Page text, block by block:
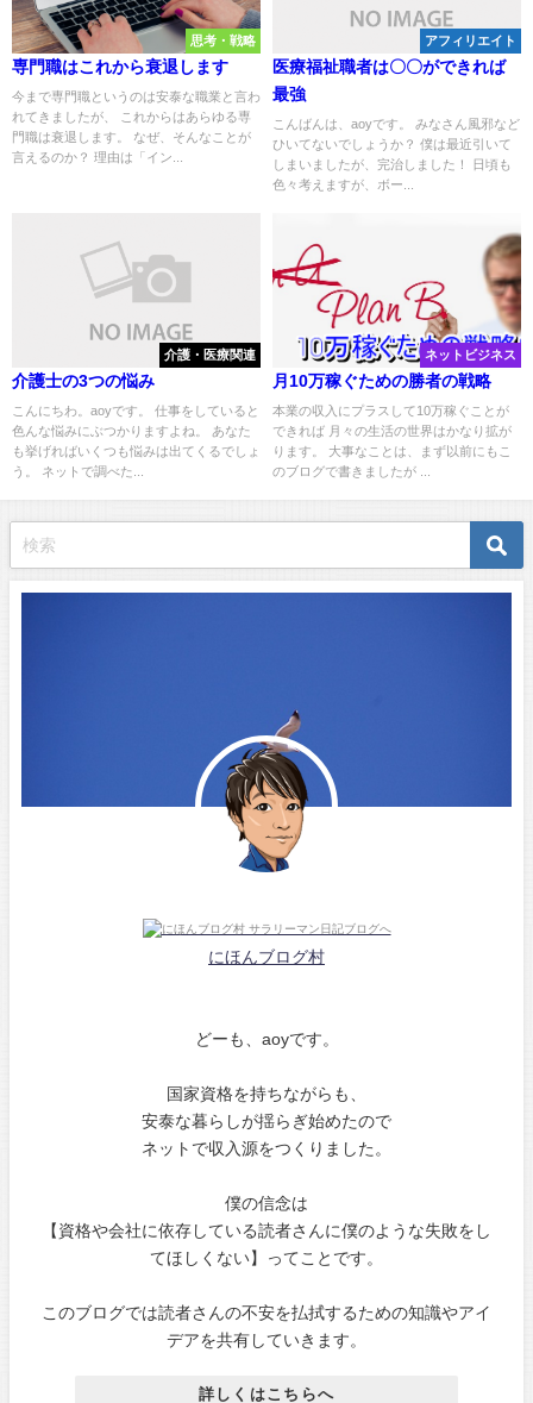
思考・戦略
専門職はこれから衰退します
今まで専門職というのは安泰な職業と言わ
れてきましたが、 これからはあらゆる専
門職は衰退します。 なぜ、そんなことが
言えるのか？ 理由は「イン...
アフィリエイト
医療福祉職者は〇〇ができれば
最強
こんばんは、aoyです。 みなさん風邪など
ひいてないでしょうか？ 僕は最近引いて
しまいましたが、完治しました！ 日頃も
色々考えますが、ボー...
介護・医療関連
介護士の3つの悩み
こんにちわ。aoyです。 仕事をしていると
色んな悩みにぶつかりますよね。 あなた
も挙げればいくつも悩みは出てくるでしょ
う。 ネットで調べた...
ネットビジネス
月10万稼ぐための勝者の戦略
本業の収入にプラスして10万稼ぐことが
できれば 月々の生活の世界はかなり拡が
ります。 大事なことは、まず以前にもこ
のブログで書きましたが ...
にほんブログ村
どーも、aoyです。
国家資格を持ちながらも、
安泰な暮らしが揺らぎ始めたので
ネットで収入源をつくりました。
僕の信念は
【資格や会社に依存している読者さんに僕のような失敗をし
てほしくない】ってことです。
このブログでは読者さんの不安を払拭するための知識やアイ
デアを共有していきます。
詳しくはこちらへ